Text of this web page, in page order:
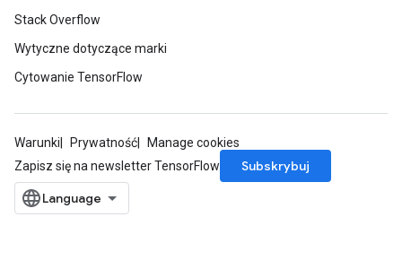
Stack Overflow
Wytyczne dotyczące marki
Cytowanie TensorFlow
Warunki Prywatność
Manage cookies
Zapisz się na newsletter TensorFlow
Subskrybuj